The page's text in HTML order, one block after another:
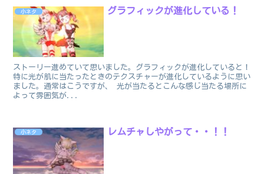
小ネタ グラフィックが進化している！
ストーリー進めていて思いました。グラフィックが進化していると！
特に光が肌に当たったときのテクスチャーが進化しているように思い
ました。通常はこうですが、 光が当たるとこんな感じ当たる場所に
よって雰囲気が...
小ネタ レムチャしやがって・・！！